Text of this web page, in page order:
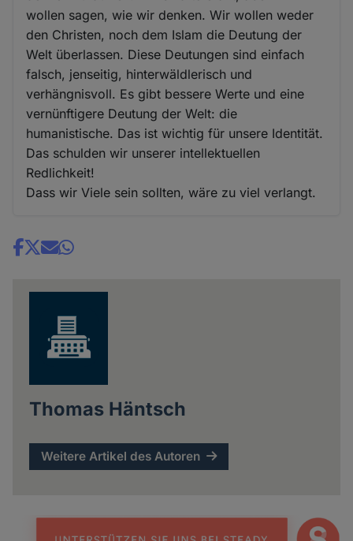
wollen sagen, wie wir denken. Wir wollen weder
den Christen, noch dem Islam die Deutung der
Welt überlassen. Diese Deutungen sind einfach
falsch, jenseitig, hinterwäldlerisch und
verhängnisvoll. Es gibt bessere Werte und eine
vernünftigere Deutung der Welt: die
humanistische. Das ist wichtig für unsere Identität.
Das schulden wir unserer intellektuellen
Redlichkeit!
Dass wir Viele sein sollten, wäre zu viel verlangt.
Share
Thomas Häntsch
Weitere Artikel des Autoren